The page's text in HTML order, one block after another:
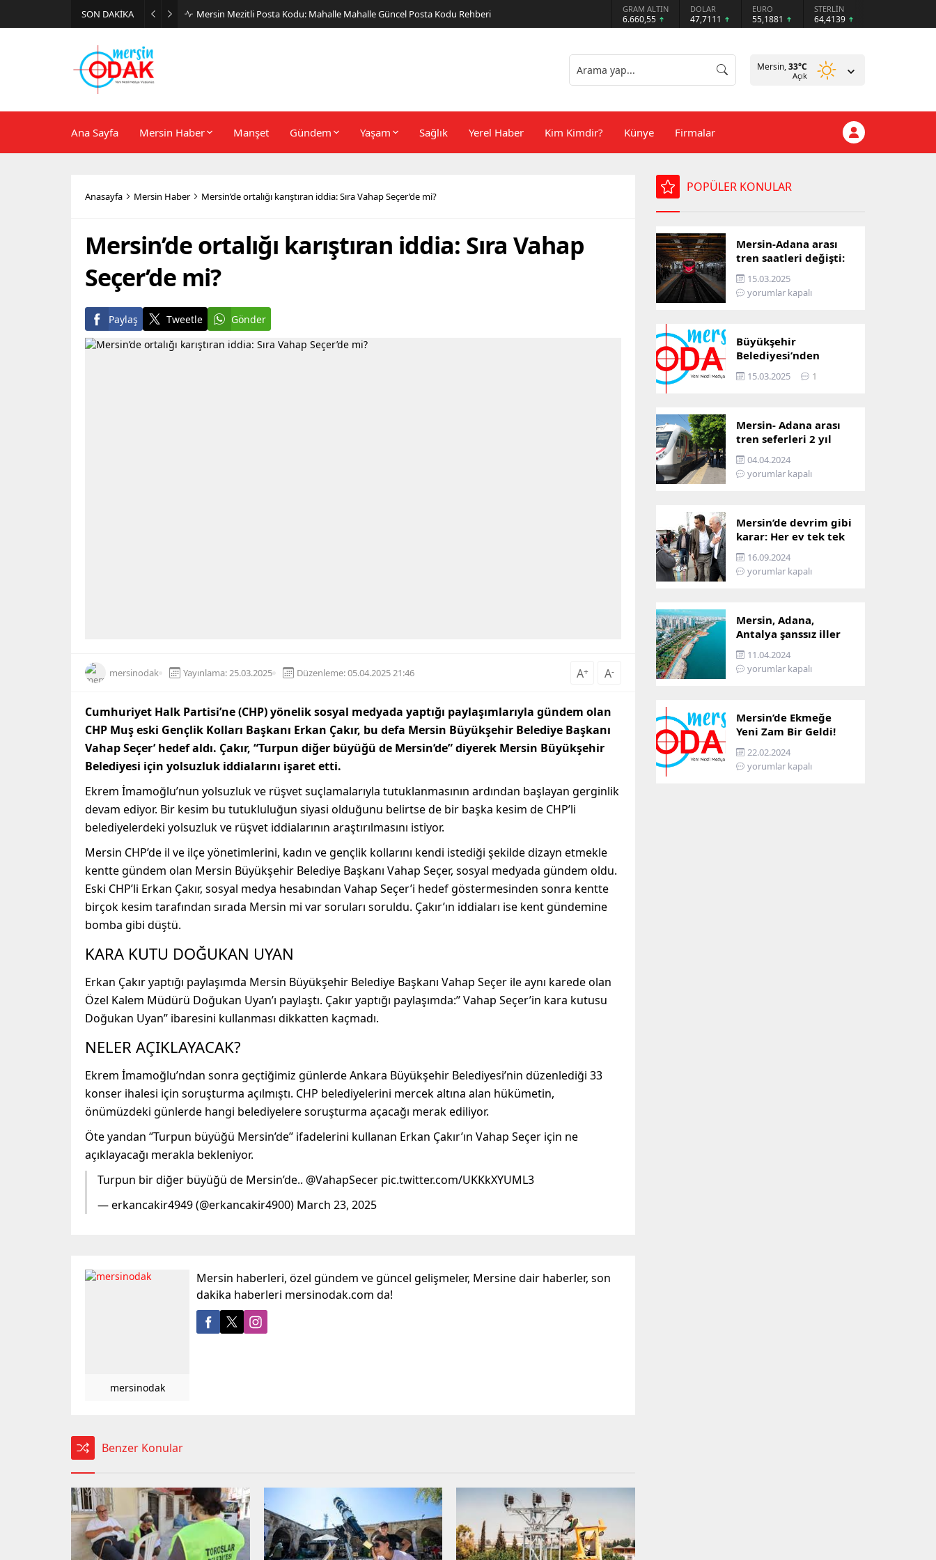
SON DAKİKA Günlük Stil İçin Erkek Sneaker Önerileri GRAM ALTIN
6.660,55
DOLAR
47,7111
EURO
55,1881
STERLİN
64,4139
Mersin,33°C
Açık
Ana Sayfa Mersin Haber Manşet Gündem Yaşam Sağlık Yerel Haber Kim Kimdir? Künye Firmalar
Anasayfa Mersin Haber Mersin’de ortalığı karıştıran iddia: Sıra Vahap Seçer’de mi?
Mersin’de ortalığı karıştıran iddia: Sıra Vahap
Seçer’de mi?
Paylaş Tweetle Gönder
mersinodak Yayınlama: 25.03.2025 Düzenleme: 05.04.2025 21:46 A+ A-
Cumhuriyet Halk Partisi’ne (CHP) yönelik sosyal medyada yaptığı paylaşımlarıyla gündem olan
CHP Muş eski Gençlik Kolları Başkanı Erkan Çakır, bu defa Mersin Büyükşehir Belediye Başkanı
Vahap Seçer’ hedef aldı. Çakır, “Turpun diğer büyüğü de Mersin’de” diyerek Mersin Büyükşehir
Belediyesi için yolsuzluk iddialarını işaret etti.
Ekrem İmamoğlu’nun yolsuzluk ve rüşvet suçlamalarıyla tutuklanmasının ardından başlayan gerginlik
devam ediyor. Bir kesim bu tutukluluğun siyasi olduğunu belirtse de bir başka kesim de CHP’li
belediyelerdeki yolsuzluk ve rüşvet iddialarının araştırılmasını istiyor.
Mersin CHP’de il ve ilçe yönetimlerini, kadın ve gençlik kollarını kendi istediği şekilde dizayn etmekle
kentte gündem olan Mersin Büyükşehir Belediye Başkanı Vahap Seçer, sosyal medyada gündem oldu.
Eski CHP’li Erkan Çakır, sosyal medya hesabından Vahap Seçer’i hedef göstermesinden sonra kentte
birçok kesim tarafından sırada Mersin mi var soruları soruldu. Çakır’ın iddiaları ise kent gündemine
bomba gibi düştü.
KARA KUTU DOĞUKAN UYAN
Erkan Çakır yaptığı paylaşımda Mersin Büyükşehir Belediye Başkanı Vahap Seçer ile aynı karede olan
Özel Kalem Müdürü Doğukan Uyan’ı paylaştı. Çakır yaptığı paylaşımda:’’ Vahap Seçer’in kara kutusu
Doğukan Uyan’’ ibaresini kullanması dikkatten kaçmadı.
NELER AÇIKLAYACAK?
Ekrem İmamoğlu’ndan sonra geçtiğimiz günlerde Ankara Büyükşehir Belediyesi’nin düzenlediği 33
konser ihalesi için soruşturma açılmıştı. CHP belediyelerini mercek altına alan hükümetin,
önümüzdeki günlerde hangi belediyelere soruşturma açacağı merak ediliyor.
Öte yandan ‘’Turpun büyüğü Mersin’de’’ ifadelerini kullanan Erkan Çakır’ın Vahap Seçer için ne
açıklayacağı merakla bekleniyor.
Turpun bir diğer büyüğü de Mersin’de.. @VahapSecer pic.twitter.com/UKKkXYUML3
— erkancakir4949 (@erkancakir4900) March 23, 2025
mersinodak
Mersin haberleri, özel gündem ve güncel gelişmeler, Mersine dair haberler, son
dakika haberleri mersinodak.com da!
Benzer Konular
POPÜLER KONULAR
Mersin-Adana arası
tren saatleri değişti:
İşte yeni ulaşım listesi
15.03.2025
yorumlar kapalı
Büyükşehir
Belediyesi’nden
Mersin ve Adana arası
ulaşım başladı
15.03.2025 1
Mersin- Adana arası
tren seferleri 2 yıl
boyunca
çalışmayacak
04.04.2024
yorumlar kapalı
Mersin’de devrim gibi
karar: Her ev tek tek
incelenecek!
16.09.2024
yorumlar kapalı
Mersin, Adana,
Antalya şanssız iller
arasına girdi: İşte
sebebi…
11.04.2024
yorumlar kapalı
Mersin’de Ekmeğe
Yeni Zam Bir Geldi!
İşte Mersin’in Zamlı
Ekmek Fiyatı!
22.02.2024
yorumlar kapalı